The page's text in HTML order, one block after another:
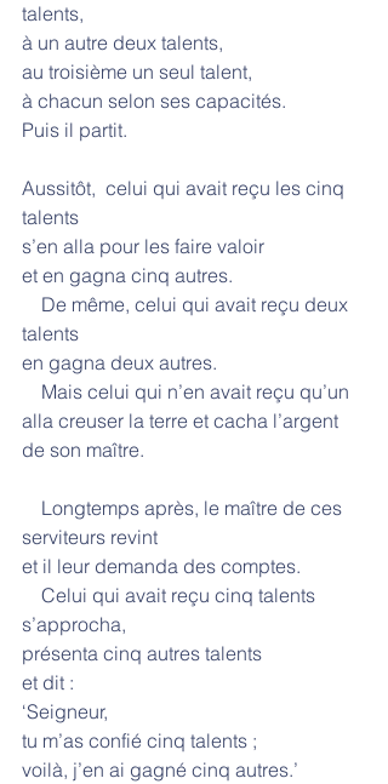
talents,
à un autre deux talents,
au troisième un seul talent,
à chacun selon ses capacités.
Puis il partit.
Aussitôt,  celui qui avait reçu les cinq
talents
s’en alla pour les faire valoir
et en gagna cinq autres.
talents
en gagna deux autres.
    Mais celui qui n’en avait reçu qu’un
alla creuser la terre et cacha l’argent
de son maître.
serviteurs revint
et il leur demanda des comptes.
s’approcha,
présenta cinq autres talents
et dit :
‘Seigneur,
tu m’as confié cinq talents ;
voilà, j’en ai gagné cinq autres.’